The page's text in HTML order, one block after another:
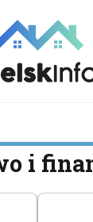
i
okolic
i